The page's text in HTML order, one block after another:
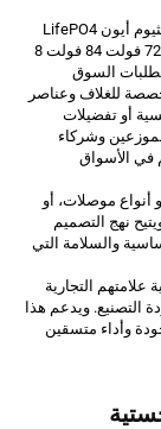
تتيح إمكانيات التخصيص المرنة تكييف شاحن البطارية الليثيوم أيون LifePO4
للمركبات الكهربائية، عربة الغولف، والدراجة النارية بجهد 72 فولت 84 فولت 8
8 أمبير وفقًا لمتطلبات السوق
للغلاف وعناصر
أو تفضيلات
وشركاء
في الأسواق
أنواع موصلات، أو
نهج التصميم
والسلامة التي
التجارية
التصنيع. ويدعم هذا
وأداء متسقين